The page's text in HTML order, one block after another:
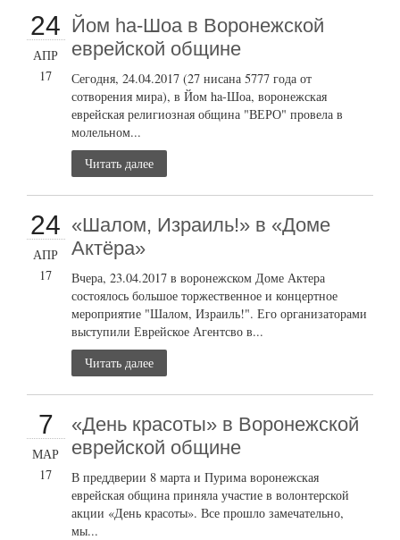
24
АПР
17
Йом ha-Шоа в Воронежской
еврейской общине
Сегодня, 24.04.2017 (27 нисана 5777 года от
сотворения мира), в Йом ha-Шоа, воронежская
еврейская религиозная община "ВЕРО" провела в
молельном...
Читать далее
24
АПР
17
«Шалом, Израиль!» в «Доме
Актёра»
Вчера, 23.04.2017 в воронежском Доме Актера
состоялось большое торжественное и концертное
мероприятие "Шалом, Израиль!". Его организаторами
выступили Еврейское Агентсво в...
Читать далее
7
МАР
17
«День красоты» в Воронежской
еврейской общине
В преддверии 8 марта и Пурима воронежская
еврейская община приняла участие в волонтерской
акции «День красоты». Все прошло замечательно,
мы...